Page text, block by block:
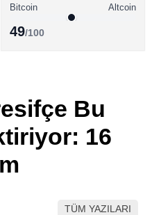
Youtube
TikTok
Bitcoin
Altcoin
49/100
Bu
16
TÜM YAZILARI